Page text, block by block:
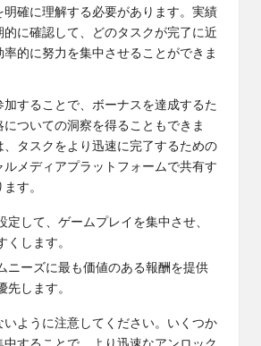
明確に理解する必要があります。実績
的に確認して、どのタスクが完了に近
率的に努力を集中させることができま
加することで、ボーナスを達成するた
ついての洞察を得ることもできま
、タスクをより迅速に完了するための
ルメディアプラットフォームで共有す
す。
定して、ゲームプレイを集中させ、
くします。
ニーズに最も価値のある報酬を提供
先します。
いように注意してください。いくつか